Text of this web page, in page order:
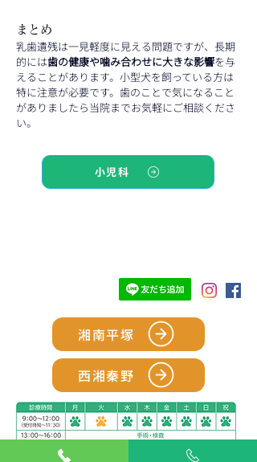
まとめ
乳歯遺残は一見軽度に見える問題ですが、長期
的には歯の健康や噛み合わせに大きな影響を与
えることがあります。小型犬を飼っている方は
特に注意が必要です。歯のことで気になること
がありましたら当院までお気軽にご相談くださ
い。
小児科
湘南平塚
西湘秦野